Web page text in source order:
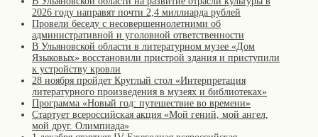
2026 году направят почти 2,4 миллиарда рублей
Провели беседу с несовершеннолетними об
административной и уголовной ответственности
В Ульяновской области в литературном музее «Дом
Языковых» восстановили пристрой здания и приступили
к устройству кровли
28 ноября пройдет Круглый стол «Интерпретация
литературного произведения в музеях и библиотеках»
Программа «Новый год: путешествие во времени»
Стартует всероссийская акция «Мой гений, мой ангел,
мой друг. Олимпиада»